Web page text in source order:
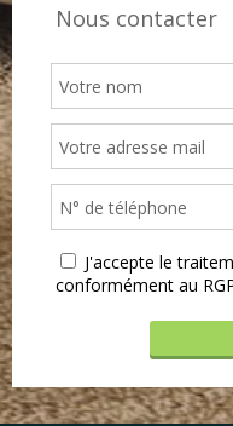
Nous contacter
J'accepte le
conformément au